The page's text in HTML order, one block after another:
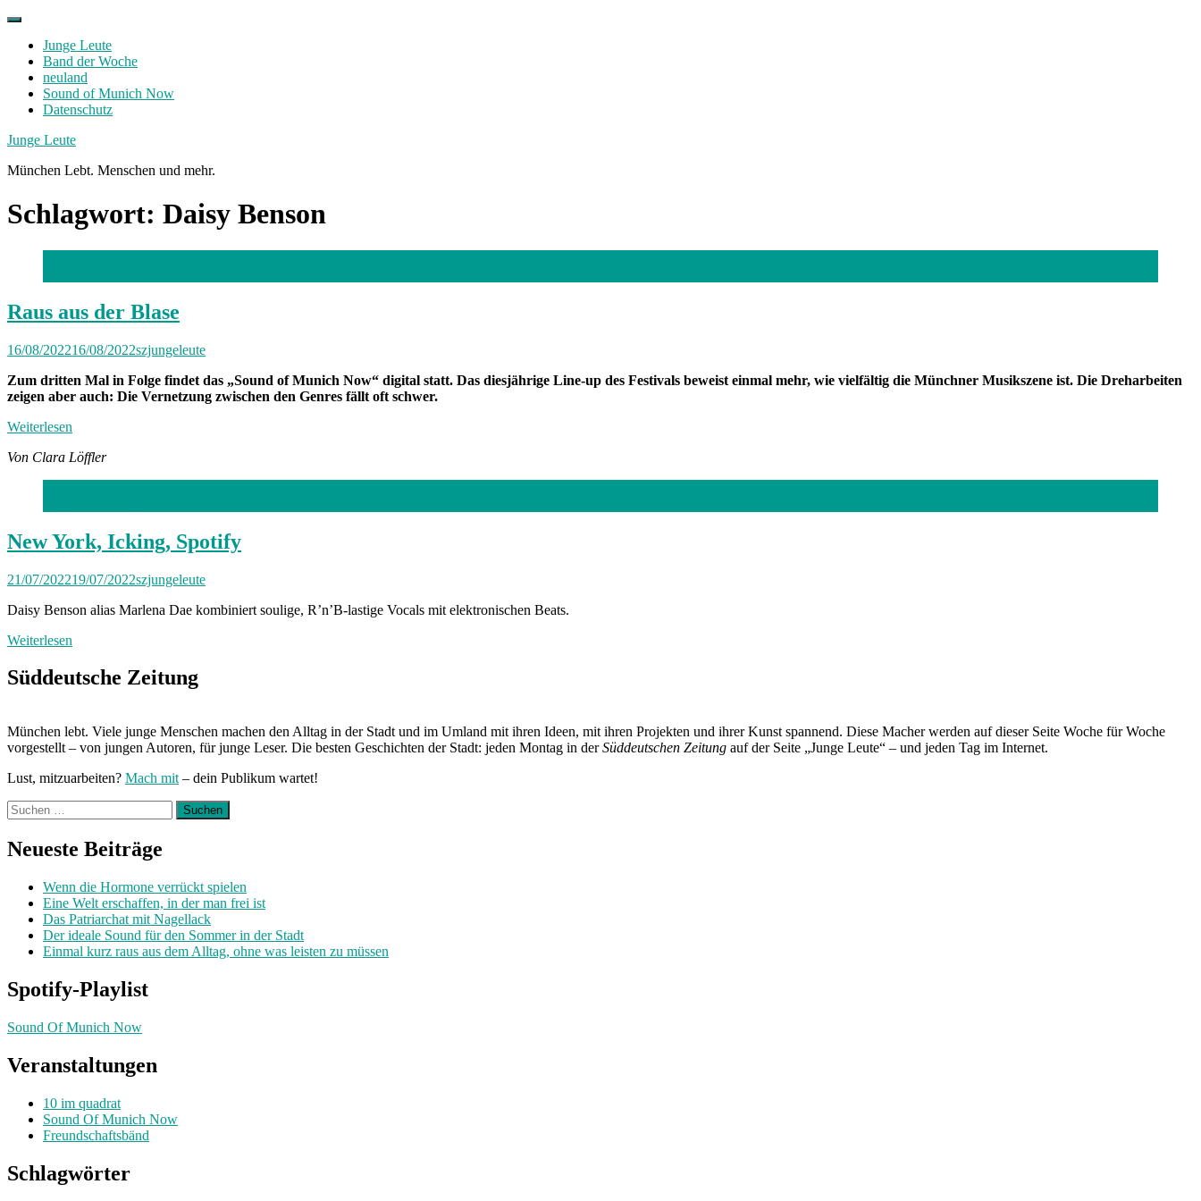
Skip
contentJunge Leute
Band der Woche
neuland
Sound of Munich Now
Datenschutz
Facebook
Twitter
Instagram
Junge Leute
München Lebt. Menschen und mehr.
Schlagwort: Daisy Benson
Raus aus der Blase
16/08/202216/08/2022szjungeleute
Zum dritten Mal in Folge findet das „Sound of Munich Now“ digital statt. Das diesjährige Line-up des Festivals beweist einmal mehr, wie vielfältig die Münchner Musikszene ist. Die Dreharbeiten
zeigen aber auch: Die Vernetzung zwischen den Genres fällt oft schwer.
Weiterlesen
Von Clara Löffler
New York, Icking, Spotify
21/07/202219/07/2022szjungeleute
Daisy Benson alias Marlena Dae kombiniert soulige, R’n’B-lastige Vocals mit elektronischen Beats.
Weiterlesen
Süddeutsche Zeitung
München lebt. Viele junge Menschen machen den Alltag in der Stadt und im Umland mit ihren Ideen, mit ihren Projekten und ihrer Kunst spannend. Diese Macher werden auf dieser Seite Woche für Woche
vorgestellt – von jungen Autoren, für junge Leser. Die besten Geschichten der Stadt: jeden Montag in derSüddeutschen Zeitung auf der Seite „Junge Leute“ – und jeden Tag im Internet.
Lust, mitzuarbeiten? Mach mit – dein Publikum wartet!
Suchen
nach:
Neueste Beiträge
Wenn die Hormone verrückt spielen
Eine Welt erschaffen, in der man frei ist
Das Patriarchat mit Nagellack
Der ideale Sound für den Sommer in der Stadt
Einmal kurz raus aus dem Alltag, ohne was leisten zu müssen
Spotify-Playlist
Sound Of Munich Now
Veranstaltungen
10 im quadrat
Sound Of Munich Now
Freundschaftsbänd
Schlagwörter